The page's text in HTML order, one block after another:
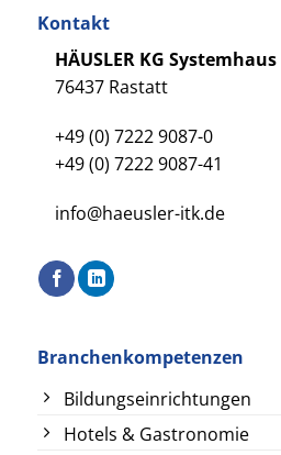
Kontakt
HÄUSLER KG Systemhaus
76437 Rastatt
+49 (0) 7222 9087-0
+49 (0) 7222 9087-41
info@haeusler-itk.de
Branchenkompetenzen
Bildungseinrichtungen
Hotels & Gastronomie